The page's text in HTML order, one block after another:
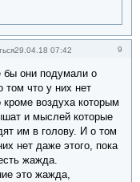
9
29.04.18 07:42
они подумали о
том что у них нет
кроме воздуха которым
и мыслей которые
им в голову. И о том
нет даже этого, пока
жажда.
это жажда,